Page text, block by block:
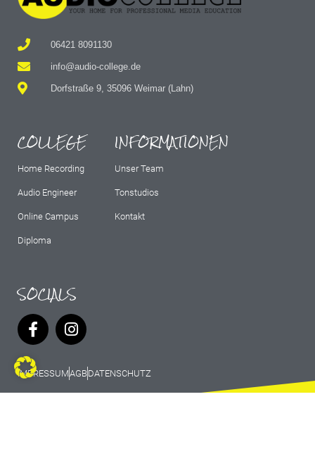
06421 8091130
info@audio-college.de
Dorfstraße 9, 35096 Weimar (Lahn)
COLLEGE
Home Recording
Audio Engineer
Online Campus
Diploma
INFORMATIONEN
Unser Team
Tonstudios
Kontakt
SOCIALS
IMPRESSUMAGBDATENSCHUTZ